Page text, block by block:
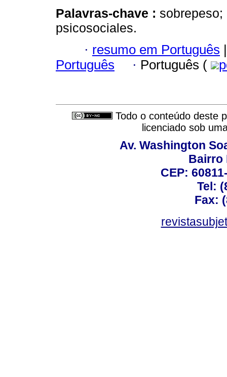
Palavras-chave :
psicosociales.
· resumo em Português |
Português
· Português (
Todo o conteúdo deste
licenciado sob
Av. Washington
Bairro
CEP:
Tel:
Fax: